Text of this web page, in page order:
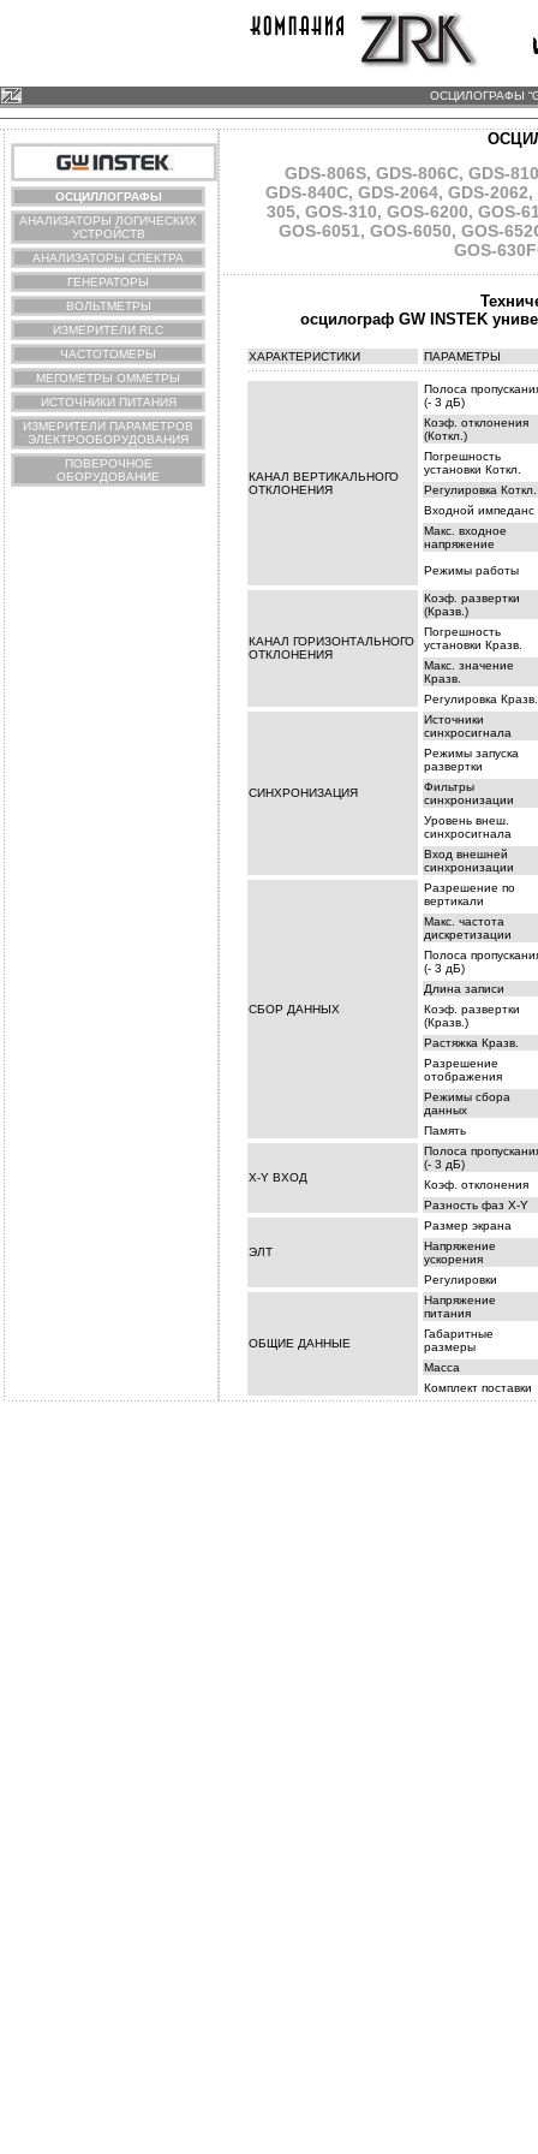
ОСЦИЛОГРАФЫ
ОСЦИЛЛОГРАФЫ
АНАЛИЗАТОРЫ ЛОГИЧЕСКИХ
УСТРОЙСТВ
АНАЛИЗАТОРЫ СПЕКТРА
ГЕНЕРАТОРЫ
ВОЛЬТМЕТРЫ
ИЗМЕРИТЕЛИ RLC
ЧАСТОТОМЕРЫ
МЕГОМЕТРЫ ОММЕТРЫ
ИСТОЧНИКИ ПИТАНИЯ
ИЗМЕРИТЕЛИ ПАРАМЕТРОВ
ЭЛЕКТРООБОРУДОВАНИЯ
ПОВЕРОЧНОЕ
ОБОРУДОВАНИЕ
GDS-806S, GDS-806C, GDS-
GDS-840C, GDS-2064, GDS-
305, GOS-310, GOS-6200, GOS-
GOS-6051, GOS-6050, GOS-
GOS-
осцилограф GW INSTEK
ХАРАКТЕРИСТИКИ ПАРАМЕТРЫ
КАНАЛ ВЕРТИКАЛЬНОГО
ОТКЛОНЕНИЯ
Полоса
(- 3 дБ)
Коэф. отклонения
(Коткл.)
Погрешность
установки Коткл.
Регулировка Коткл.
Входной импеданс
Макс. входное
напряжение
Режимы работы
КАНАЛ ГОРИЗОНТАЛЬНОГО
ОТКЛОНЕНИЯ
Коэф. развертки
(Кразв.)
Погрешность
установки Кразв.
Макс. значение
Кразв.
Регулировка Кразв.
СИНХРОНИЗАЦИЯ
Источники
синхросигнала
Режимы запуска
развертки
Фильтры
синхронизации
Уровень внеш.
синхросигнала
Вход внешней
синхронизации
СБОР ДАННЫХ
Разрешение по
вертикали
Макс. частота
дискретизации
Полоса
(- 3 дБ)
Длина записи
Коэф. развертки
(Кразв.)
Растяжка Кразв.
Разрешение
отображения
Режимы сбора
данных
Память
X-Y ВХОД
Полоса
(- 3 дБ)
Коэф. отклонения
Разность фаз X-Y
ЭЛТ
Размер экрана
Напряжение
ускорения
Регулировки
ОБЩИЕ ДАННЫЕ
Напряжение
питания
Габаритные
размеры
Масса
Комплект поставки